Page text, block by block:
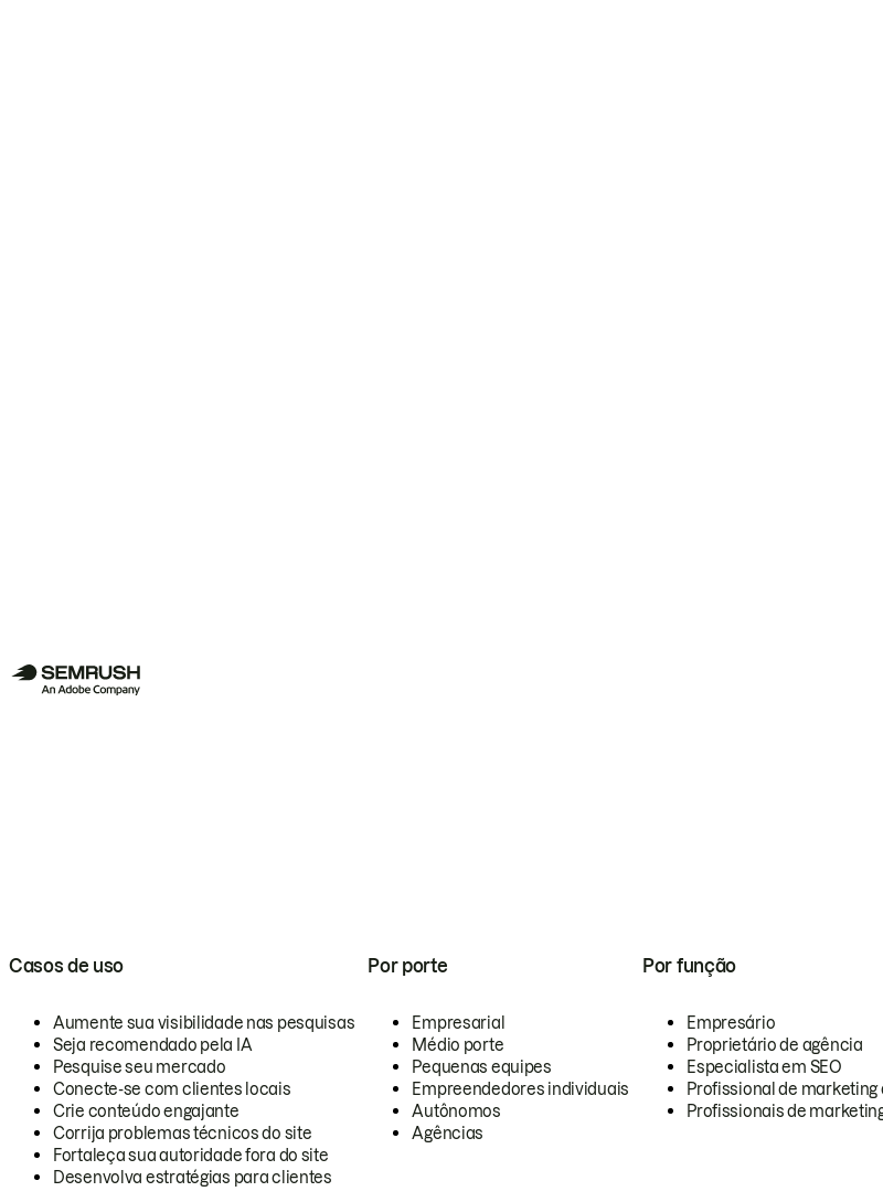
Casos de uso
Aumente sua visibilidade nas pesquisas
Seja recomendado pela IA
Pesquise seu mercado
Conecte-se com clientes locais
Crie conteúdo engajante
Corrija problemas técnicos do site
Fortaleça sua autoridade fora do site
Desenvolva estratégias para clientes
Por porte
Empresarial
Médio porte
Pequenas equipes
Empreendedores individuais
Autônomos
Agências
Por função
Empresário
Proprietário de agência
Especialista em SEO
Profissional de marketing
Profissionais de